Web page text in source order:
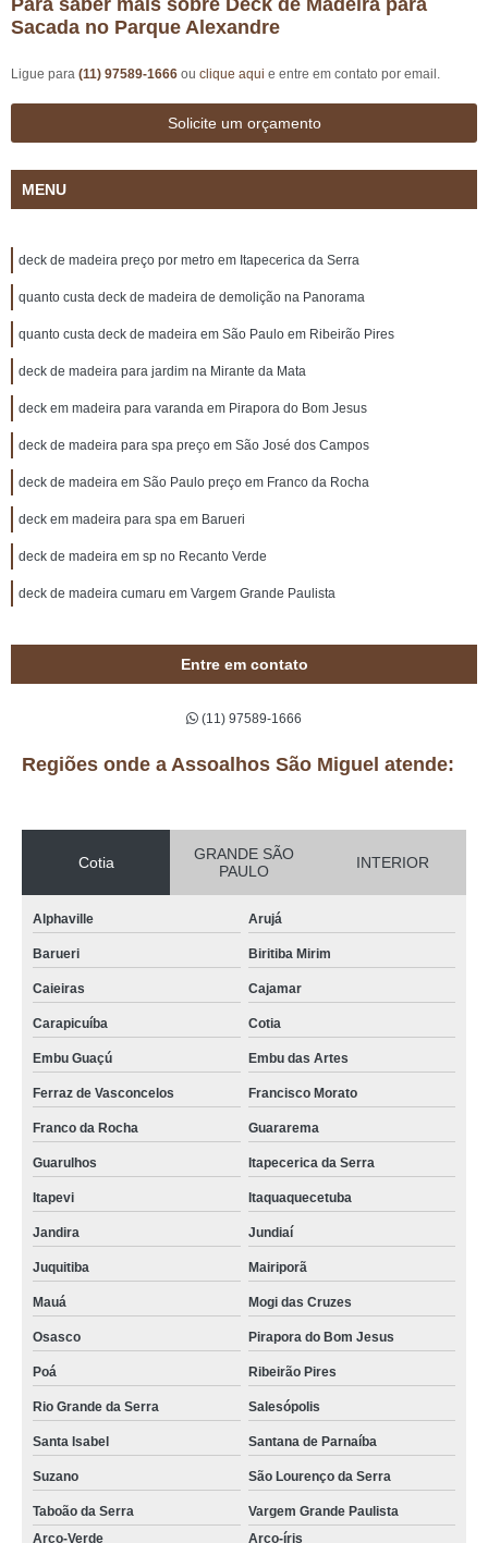
Para saber mais sobre Deck de Madeira para
Sacada no Parque Alexandre
Ligue para (11) 97589-1666 ou clique aqui e entre em contato por email.
Solicite um orçamento
MENU
deck de madeira preço por metro em Itapecerica da Serra
quanto custa deck de madeira de demolição na Panorama
quanto custa deck de madeira em São Paulo em Ribeirão Pires
deck de madeira para jardim na Mirante da Mata
deck em madeira para varanda em Pirapora do Bom Jesus
deck de madeira para spa preço em São José dos Campos
deck de madeira em São Paulo preço em Franco da Rocha
deck em madeira para spa em Barueri
deck de madeira em sp no Recanto Verde
deck de madeira cumaru em Vargem Grande Paulista
Entre em contato
(11) 97589-1666
Regiões onde a Assoalhos São Miguel atende:
Cotia
GRANDE SÃO
PAULO
INTERIOR
Alphaville Arujá
Barueri Biritiba Mirim
Caieiras Cajamar
Carapicuíba Cotia
Embu Guaçú Embu das Artes
Ferraz de Vasconcelos Francisco Morato
Franco da Rocha Guararema
Guarulhos Itapecerica da Serra
Itapevi Itaquaquecetuba
Jandira Jundiaí
Juquitiba Mairiporã
Mauá Mogi das Cruzes
Osasco Pirapora do Bom Jesus
Poá Ribeirão Pires
Rio Grande da Serra Salesópolis
Santa Isabel Santana de Parnaíba
Suzano São Lourenço da Serra
Taboão da Serra
Vargem Grande Paulista
Arco-Verde
Arco-íris